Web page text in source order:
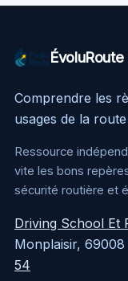
ÉvoluRoute
Comprendre les
usages de la
Ressource
vite les bons
sécurité routière et
Driving School Et
Monplaisir, 69008
54